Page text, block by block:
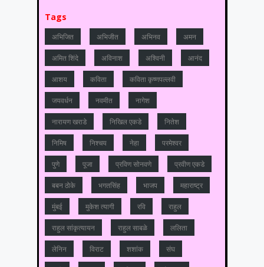
Tags
अभिजित अभिजीत अभिनव अमन
अमित शिंदे अविनाश अश्विनी आनंद
आशय कविता कविता कृष्णपल्लवी
जयवर्धन नवमीत नागेश
नारायण खराडे निखिल एकडे नितेश
निमिष निश्चय नेहा परमेश्वर
पुणे पूजा प्रविण सोनवणे प्रवीण एकडे
बबन ठोके भगतसिंह भाजप महाराष्‍ट्र
मुंबई मुकेश त्‍यागी रवि राहुल
राहुल सांकृत्यायन राहुल साबळे ललिता
लेनिन विराट शशांक संघ